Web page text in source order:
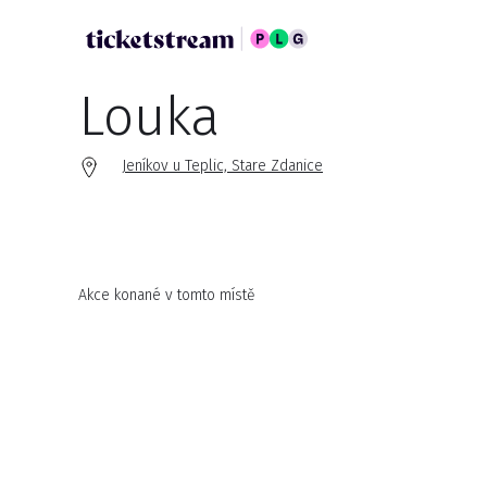
Louka
Jeníkov u Teplic, Stare Zdanice
Akce konané v tomto místě